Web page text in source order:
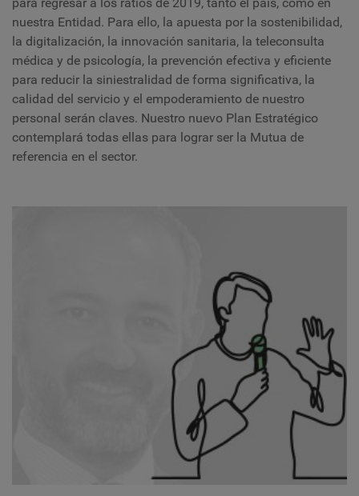
nuestra Entidad. Para ello, la apuesta por la sostenibilidad,
la digitalización, la innovación sanitaria, la teleconsulta
médica y de psicología, la prevención efectiva y eficiente
para reducir la siniestralidad de forma significativa, la
calidad del servicio y el empoderamiento de nuestro
personal serán claves. Nuestro nuevo Plan Estratégico
contemplará todas ellas para lograr ser la Mutua de
referencia en el sector.